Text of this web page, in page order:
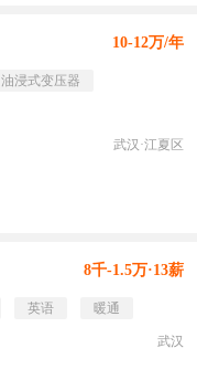
10-12万/年
油浸式变压器
武汉·江夏区
8千-1.5万·13薪
英语 暖通
武汉